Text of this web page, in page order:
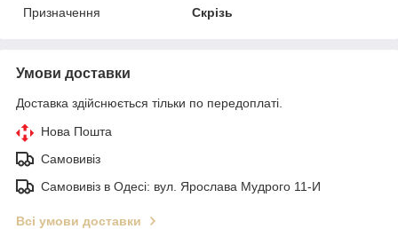
Призначення
Скрізь
Умови доставки
Доставка здійснюється тільки по передоплаті.
Нова Пошта
Самовивіз
Самовивіз в Одесі: вул. Ярослава Мудрого 11-И
Всі умови доставки